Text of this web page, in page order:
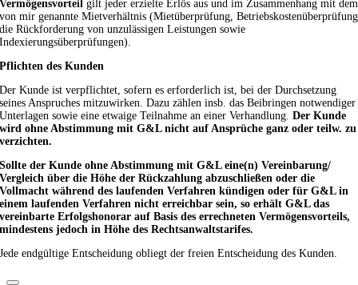
Vermögensvorteil gilt jeder erzielte Erlös aus und im Zusammenhang mit dem
von mir genannte Mietverhältnis (Mietüberprüfung, Betriebskostenüberprüfung
die Rückforderung von unzulässigen Leistungen sowie
Indexierungsüberprüfungen).
Pflichten des Kunden
Der Kunde ist verpflichtet, sofern es erforderlich ist, bei der Durchsetzung
seines Anspruches mitzuwirken. Dazu zählen insb. das Beibringen notwendiger
Unterlagen sowie eine etwaige Teilnahme an einer Verhandlung.Der Kunde
wird ohne Abstimmung mit G&L nicht auf Ansprüche ganz oder teilw. zu
verzichten.
Sollte der Kunde ohne Abstimmung mit G&L eine(n) Vereinbarung/
Vergleich über die Höhe der Rückzahlung abzuschließen oder die
Vollmacht während des laufenden Verfahren kündigen oder für G&L in
einem laufenden Verfahren nicht erreichbar sein, so erhält G&L das
vereinbarte Erfolgshonorar auf Basis des errechneten Vermögensvorteils,
mindestens jedoch in Höhe des Rechtsanwaltstarifes.
Jede endgültige Entscheidung obliegt der freien Entscheidung des Kunden.